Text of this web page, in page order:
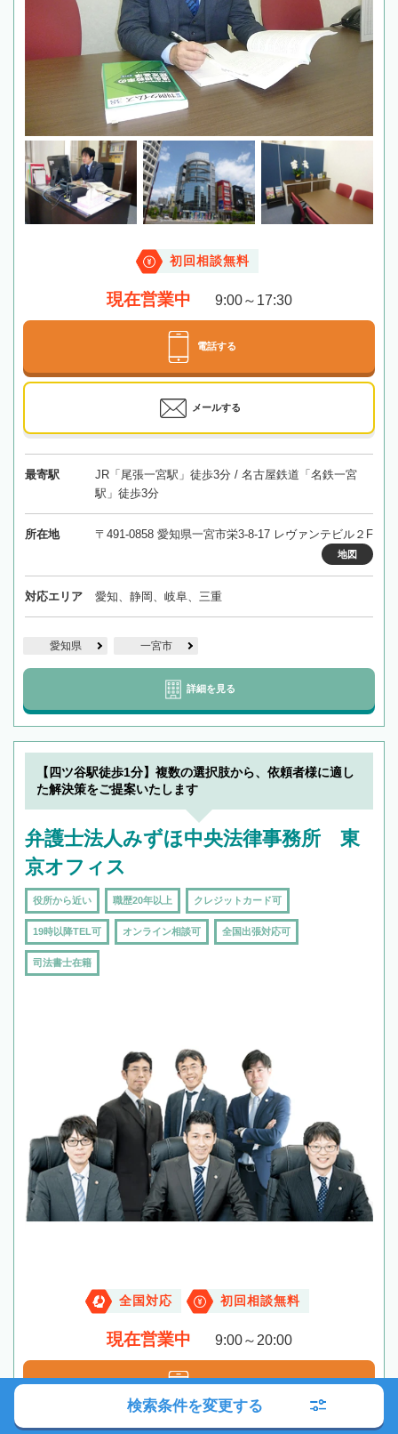
初回相談無料
現在営業中 9:00～17:30
電話する
メールする
最寄駅
JR「尾張一宮駅」徒歩3分 / 名古屋鉄道「名鉄一宮
駅」徒歩3分
所在地 〒491-0858 愛知県一宮市栄3-8-17 レヴァンテビル２F
地図
対応エリア 愛知、静岡、岐阜、三重
愛知県 一宮市
詳細を見る
【四ツ谷駅徒歩1分】複数の選択肢から、依頼者様に適し
た解決策をご提案いたします
弁護士法人みずほ中央法律事務所 東
京オフィス
役所から近い 職歴20年以上 クレジットカード可
19時以降TEL可 オンライン相談可 全国出張対応可
司法書士在籍
全国対応 初回相談無料
現在営業中 9:00～20:00
電話する
検索条件を変更する